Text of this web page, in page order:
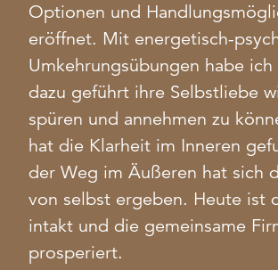
Optionen und
eröffnet. Mit energetisch-
Umkehrungsübungen habe ich
dazu geführt ihre Selbstliebe
spüren und annehmen zu
hat die Klarheit im Inneren
der Weg im Äußeren hat sich
von selbst ergeben. Heute ist
intakt und die gemeinsame
prosperiert.